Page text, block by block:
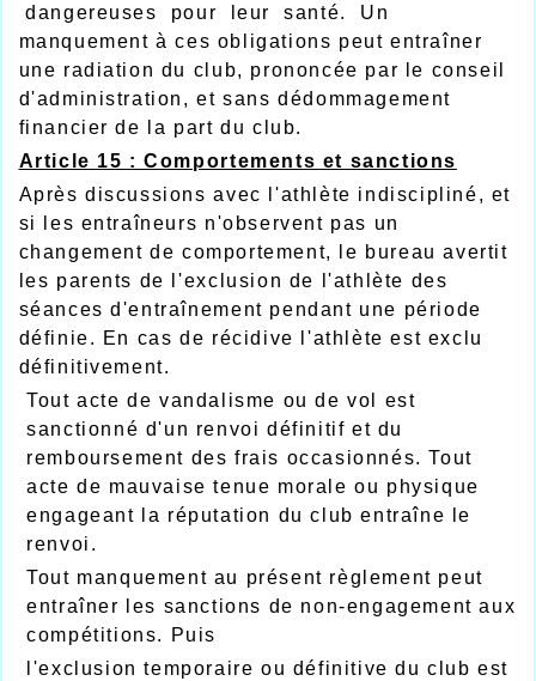
dangereuses pour leur santé. Un
manquement à ces obligations peut entraîner
une radiation du club, prononcée par le conseil
d'administration, et sans dédommagement
financier de la part du club.
Article 15 : Comportements et sanctions
Après discussions avec l'athlète indiscipliné, et
si les entraîneurs n'observent pas un
changement de comportement, le bureau avertit
les parents de l'exclusion de l'athlète des
séances d'entraînement pendant une période
définie. En cas de récidive l'athlète est exclu
définitivement.
Tout acte de vandalisme ou de vol est
sanctionné d'un renvoi définitif et du
remboursement des frais occasionnés. Tout
acte de mauvaise tenue morale ou physique
engageant la réputation du club entraîne le
renvoi.
Tout manquement au présent règlement peut
entraîner les sanctions de non-engagement aux
compétitions. Puis
l'exclusion temporaire ou définitive du club est